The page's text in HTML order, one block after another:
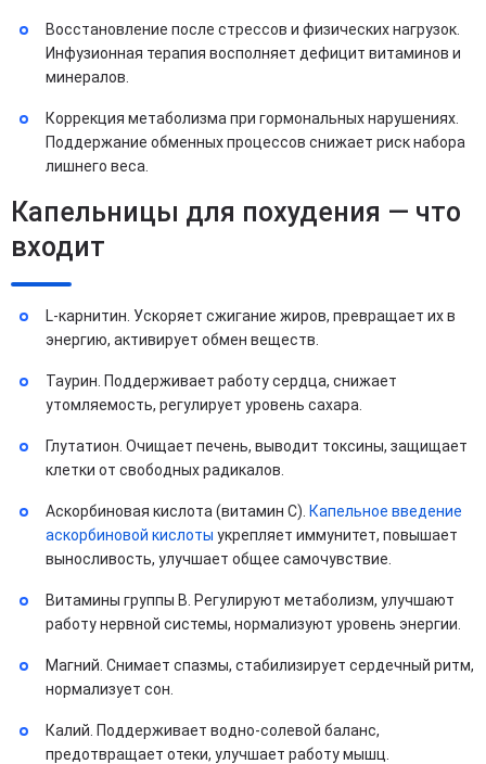
Восстановление после стрессов и физических нагрузок.
Инфузионная терапия восполняет дефицит витаминов и
минералов.
Коррекция метаболизма при гормональных нарушениях.
Поддержание обменных процессов снижает риск набора
лишнего веса.
Капельницы для похудения — что
входит
L-карнитин. Ускоряет сжигание жиров, превращает их в
энергию, активирует обмен веществ.
Таурин. Поддерживает работу сердца, снижает
утомляемость, регулирует уровень сахара.
Глутатион. Очищает печень, выводит токсины, защищает
клетки от свободных радикалов.
Аскорбиновая кислота (витамин С). Капельное введение
аскорбиновой кислоты укрепляет иммунитет, повышает
выносливость, улучшает общее самочувствие.
Витамины группы В. Регулируют метаболизм, улучшают
работу нервной системы, нормализуют уровень энергии.
Магний. Снимает спазмы, стабилизирует сердечный ритм,
нормализует сон.
Калий. Поддерживает водно-солевой баланс,
предотвращает отеки, улучшает работу мышц.